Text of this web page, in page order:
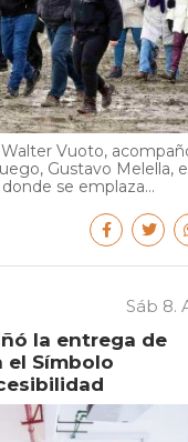
Vuoto,
Gustavo Melella,
se emplaza...
Sáb 8.
la entrega de
el Símbolo